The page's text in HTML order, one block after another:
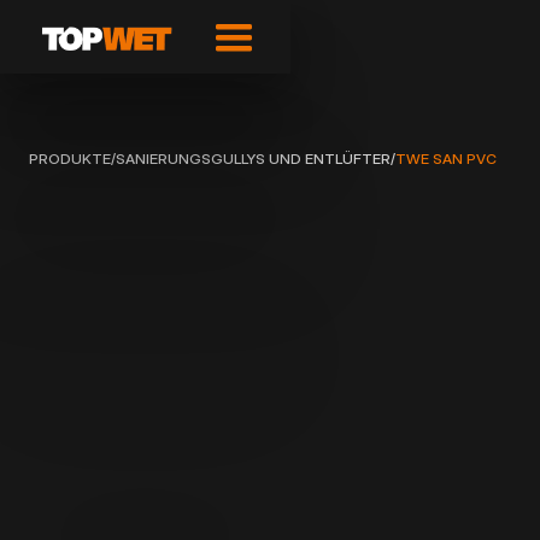
PRODUKTE/SANIERUNGSGULLYS UND ENTLÜFTER/TWE SAN PVC